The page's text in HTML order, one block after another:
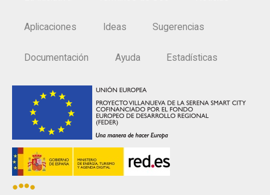
Aplicaciones Ideas Sugerencias
Documentación Ayuda Estadísticas